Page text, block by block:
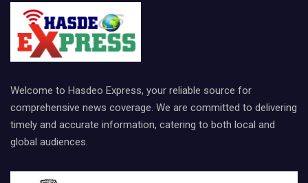
Welcome to Hasdeo Express, your reliable source for
comprehensive news coverage. We are committed to delivering
timely and accurate information, catering to both local and
global audiences.